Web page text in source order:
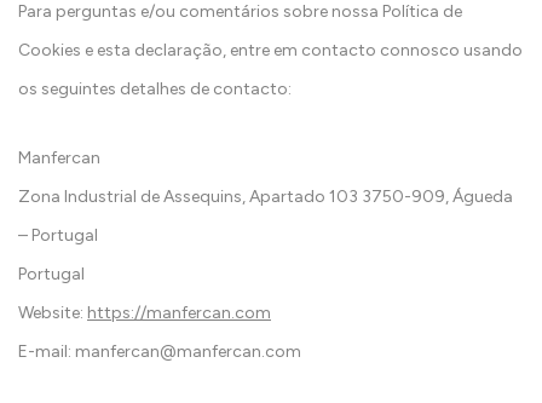
Para perguntas e/ou comentários sobre nossa Política de
Cookies e esta declaração, entre em contacto connosco usando
os seguintes detalhes de contacto:
Manfercan
Zona Industrial de Assequins, Apartado 103 3750-909, Águeda
– Portugal
Portugal
Website: https://manfercan.com
E-mail: manfercan@manfercan.com